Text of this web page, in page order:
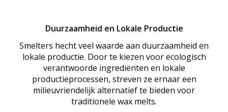
Duurzaamheid en Lokale Productie
Smelters hecht veel waarde aan duurzaamheid en
lokale productie. Door te kiezen voor ecologisch
verantwoorde ingrediënten en lokale
productieprocessen, streven ze ernaar een
milieuvriendelijk alternatief te bieden voor
traditionele wax melts.